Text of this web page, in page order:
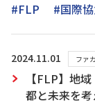
#FLP
#国際
2024.11.01 ファ
【FLP】地
都と未来を考